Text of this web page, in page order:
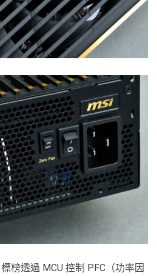
榜透過 MCU 控制 PFC（功率因